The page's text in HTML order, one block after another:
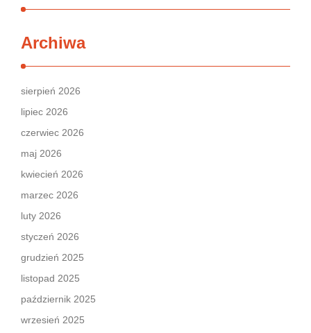
Archiwa
sierpień 2026
lipiec 2026
czerwiec 2026
maj 2026
kwiecień 2026
marzec 2026
luty 2026
styczeń 2026
grudzień 2025
listopad 2025
październik 2025
wrzesień 2025